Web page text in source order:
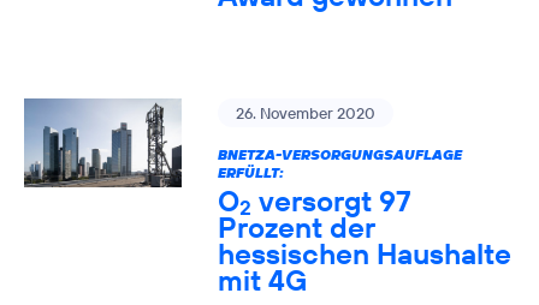
26. November 2020
BNETZA-VERSORGUNGSAUFLAGE
ERFÜLLT:
O2 versorgt 97
Prozent der
hessischen Haushalte
mit 4G